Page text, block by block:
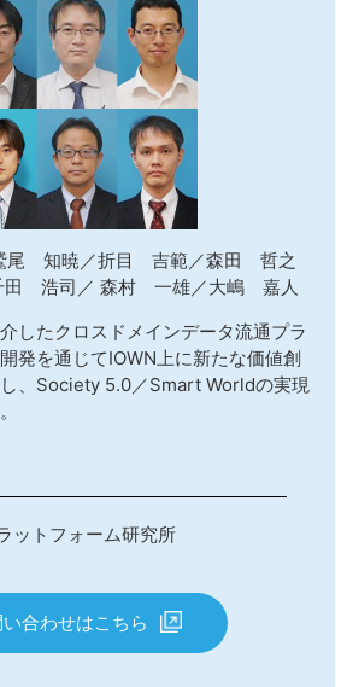
鷲尾 知暁／折目 吉範／森田 哲之
田 浩司／ 森村 一雄／大嶋 嘉人
したクロスドメインデータ流通プラ
発を通じてIOWN上に新たな価値創
、Society 5.0／Smart Worldの実現
ットフォーム研究所
合わせはこちら